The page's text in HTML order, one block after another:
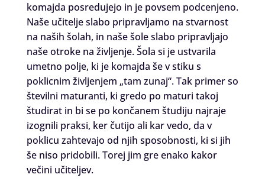
komajda posredujejo in je povsem podcenjeno.
Naše učitelje slabo pripravljamo na stvarnost
na naših šolah, in naše šole slabo pripravljajo
naše otroke na življenje. Šola si je ustvarila
umetno polje, ki je komajda še v stiku s
poklicnim življenjem „tam zunaj“. Tak primer so
številni maturanti, ki gredo po maturi takoj
študirat in bi se po končanem študiju najraje
izognili praksi, ker čutijo ali kar vedo, da v
poklicu zahtevajo od njih sposobnosti, ki si jih
še niso pridobili. Torej jim gre enako kakor
večini učiteljev.